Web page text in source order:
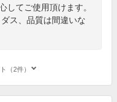
してご使用頂けます。
ス、品質は間違いな
（2件）